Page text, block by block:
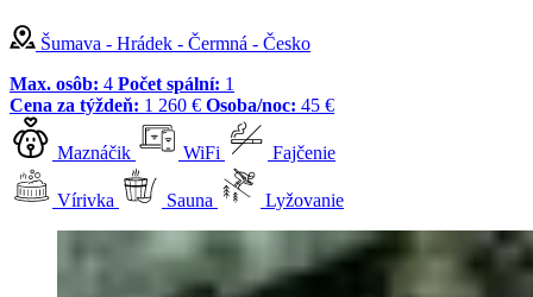
Šumava - Hrádek - Čermná - Česko
Max. osôb: 4 Počet spální: 1
Cena za týždeň: 1 260 € Osoba/noc: 45 €
Maznáčik WiFi Fajčenie
Vírivka Sauna Lyžovanie